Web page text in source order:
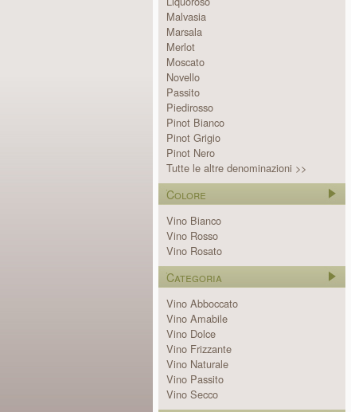
Malvasia
Marsala
Merlot
Moscato
Novello
Passito
Piedirosso
Pinot Bianco
Pinot Grigio
Pinot Nero
Tutte le altre denominazioni >>
Colore
Vino Bianco
Vino Rosso
Vino Rosato
Categoria
Vino Abboccato
Vino Amabile
Vino Dolce
Vino Frizzante
Vino Naturale
Vino Passito
Vino Secco